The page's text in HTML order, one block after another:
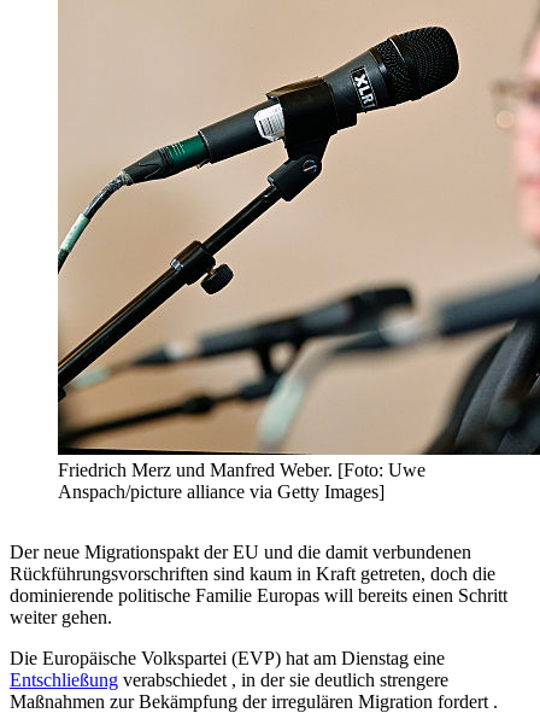
Friedrich Merz und Manfred Weber. [Foto: Uwe
Anspach/picture alliance via Getty Images]
Der neue Migrationspakt der EU und die damit verbundenen
Rückführungsvorschriften sind kaum in Kraft getreten, doch die
dominierende politische Familie Europas will bereits einen Schritt
weiter gehen.
Die Europäische Volkspartei (EVP) hat am Dienstag eine
Entschließung verabschiedet , in der sie deutlich strengere
Maßnahmen zur Bekämpfung der irregulären Migration fordert .